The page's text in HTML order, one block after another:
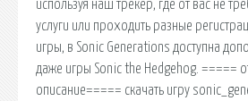
используя наш трекер, где от вас не
услуги или проходить разные
игры, в Sonic Generations доступна
даже игры Sonic the Hedgehog. =====
описание===== скачать игру